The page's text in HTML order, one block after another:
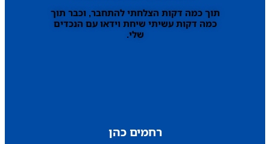
תוך כמה דקות הצלחתי להתחבר, וכבר תוך
כמה דקות עשיתי שיחת וידאו עם הנכדים
שלי.
רחמים כהן